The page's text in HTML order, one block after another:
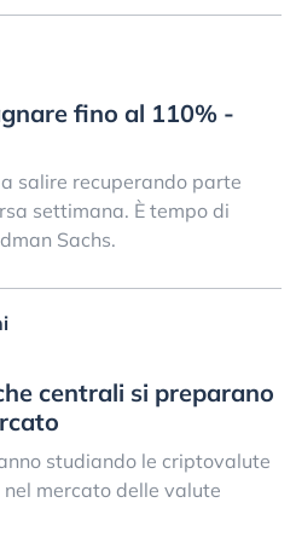
fino al 110% -
salire recuperando parte
settimana. È tempo di
Sachs.
centrali si preparano
studiando le criptovalute
nel mercato delle valute